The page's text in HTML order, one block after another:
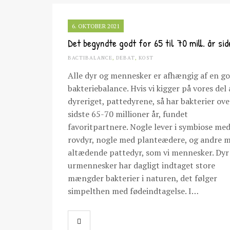
LÆS MERE
6. OKTOBER 2021
Det begyndte godt for 65 til 70 mill. år
BACTIBALANCE, DEBAT, KOST
Alle dyr og mennesker er afhængig af en
bakteriebalance. Hvis vi kigger på vores del
dyreriget, pattedyrene, så har bakterier
sidste 65-70 millioner år, fundet
favoritpartnere. Nogle lever i symbiose med
rovdyr, nogle med planteædere, og andre
altædende pattedyr, som vi mennesker.
urmennesker har dagligt indtaget store
mængder bakterier i naturen, det følger
simpelthen med fødeindtagelse. I…